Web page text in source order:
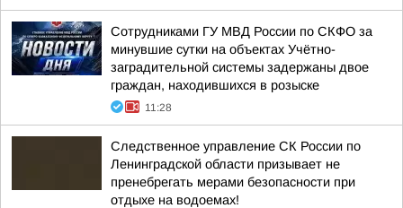
Сотрудниками ГУ МВД России по СКФО за
минувшие сутки на объектах Учётно-
заградительной системы задержаны двое
граждан, находившихся в розыске
11:28
Следственное управление СК России по
Ленинградской области призывает не
пренебрегать мерами безопасности при
отдыхе на водоемах!